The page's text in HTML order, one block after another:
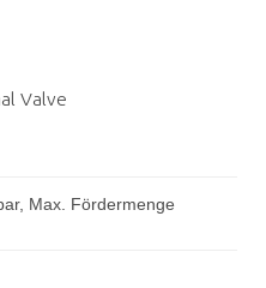
Valve
Max. Fördermenge